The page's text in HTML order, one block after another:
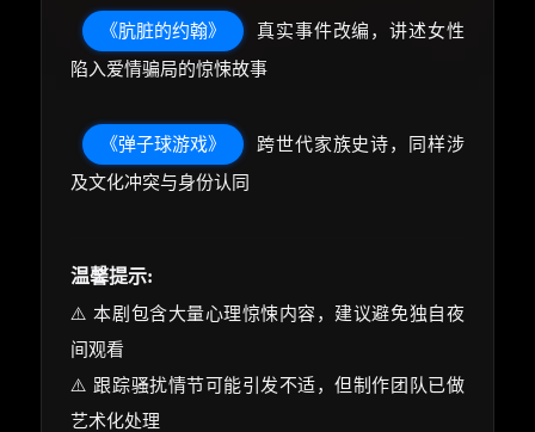
《肮脏的约翰》
真实事件改编，讲述女性
陷入爱情骗局的惊悚故事
《弹子球游戏》
跨世代家族史诗，同样涉
及文化冲突与身份认同
温馨提示:
⚠️ 本剧包含大量心理惊悚内容，建议避免独自夜
间观看
⚠️ 跟踪骚扰情节可能引发不适，但制作团队已做
艺术化处理